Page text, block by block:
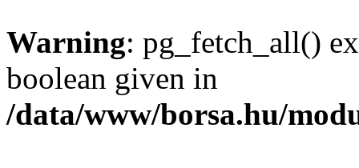
Warning: pg_fetch_all()
boolean given in
/data/www/borsa.hu/